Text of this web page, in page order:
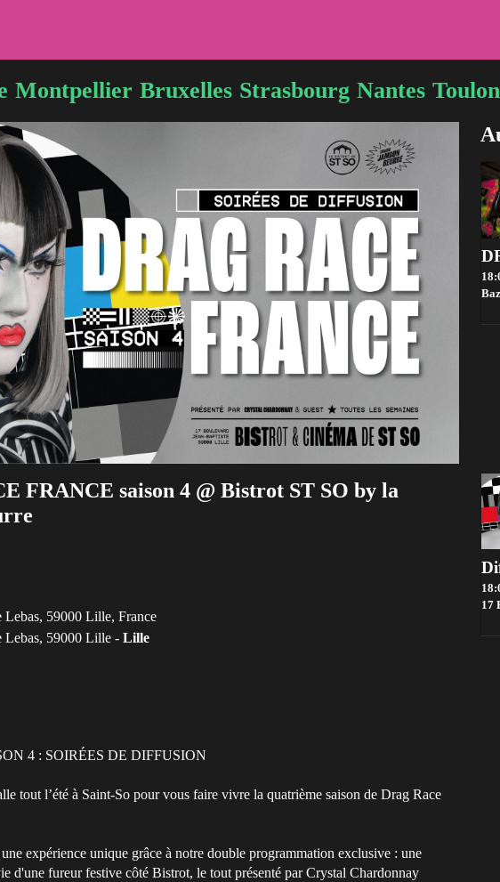
Montpellier Bruxelles Strasbourg Nantes Toulon
FRANCE saison 4 @ Bistrot ST SO by la
Lebas, 59000 Lille, France
Lebas, 59000 Lille - Lille
4 : SOIRÉES DE DIFFUSION
tout l’été à Saint-So pour vous faire vivre la quatrième saison de Drag Race
expérience unique grâce à notre double programmation exclusive : une
d'une fureur festive côté Bistrot, le tout présenté par Crystal Chardonnay
17